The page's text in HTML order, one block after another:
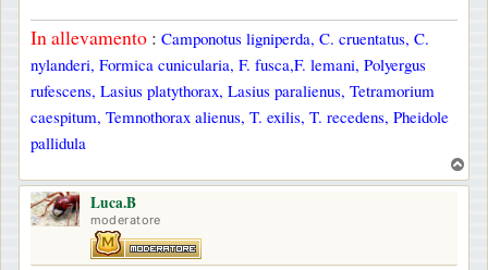
In allevamento : Camponotus ligniperda, C. cruentatus, C.
nylanderi, Formica cunicularia, F. fusca,F. lemani, Polyergus
rufescens, Lasius platythorax, Lasius paralienus, Tetramorium
caespitum, Temnothorax alienus, T. exilis, T. recedens, Pheidole
pallidula
o
Luca.B
moderatore